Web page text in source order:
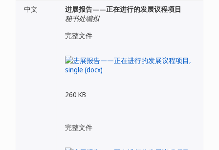
中文
进展报告——正在进行的发展议程项目
秘书处编拟
完整文件
260 KB
完整文件